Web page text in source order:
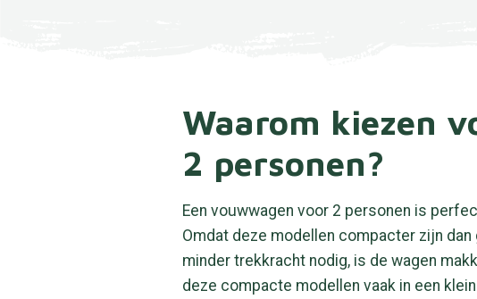
Waarom kiezen
2 personen?
Een vouwwagen voor 2 personen is
Omdat deze modellen compacter zijn
minder trekkracht nodig, is de wagen
deze compacte modellen vaak in een